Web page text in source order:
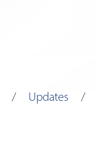
Updates